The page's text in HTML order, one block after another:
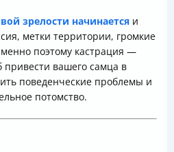
зрелости начинается и
метки территории, громкие
поэтому кастрация —
вашего самца в
поведенческие проблемы и
потомство.